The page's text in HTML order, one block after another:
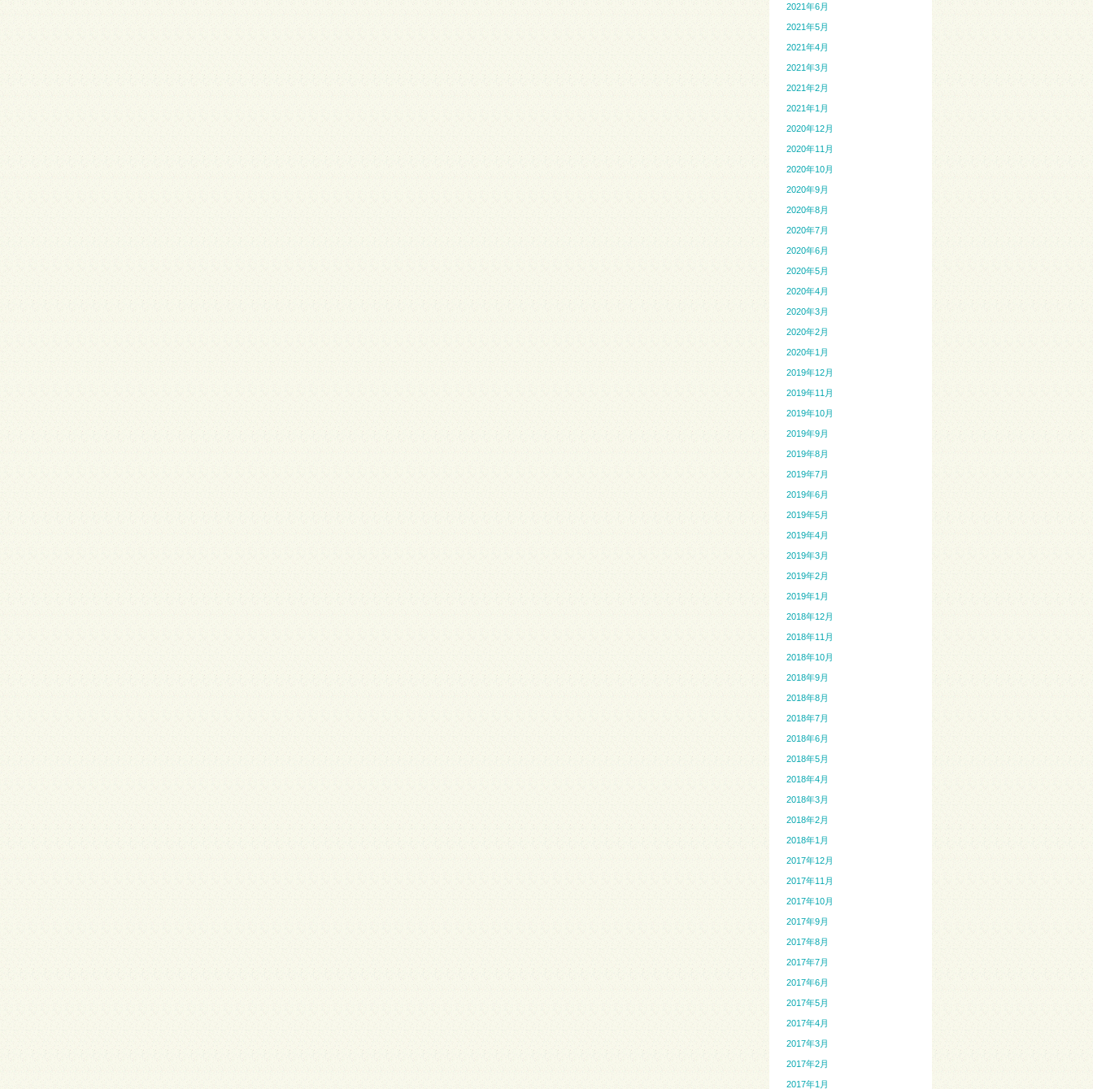
2021年6月
2021年5月
2021年4月
2021年3月
2021年2月
2021年1月
2020年12月
2020年11月
2020年10月
2020年9月
2020年8月
2020年7月
2020年6月
2020年5月
2020年4月
2020年3月
2020年2月
2020年1月
2019年12月
2019年11月
2019年10月
2019年9月
2019年8月
2019年7月
2019年6月
2019年5月
2019年4月
2019年3月
2019年2月
2019年1月
2018年12月
2018年11月
2018年10月
2018年9月
2018年8月
2018年7月
2018年6月
2018年5月
2018年4月
2018年3月
2018年2月
2018年1月
2017年12月
2017年11月
2017年10月
2017年9月
2017年8月
2017年7月
2017年6月
2017年5月
2017年4月
2017年3月
2017年2月
2017年1月